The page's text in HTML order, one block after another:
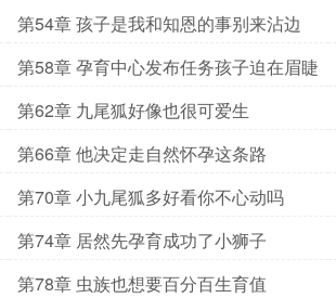
第54章 孩子是我和知恩的事别来沾边
第58章 孕育中心发布任务孩子迫在眉睫
第62章 九尾狐好像也很可爱生
第66章 他决定走自然怀孕这条路
第70章 小九尾狐多好看你不心动吗
第74章 居然先孕育成功了小狮子
第78章 虫族也想要百分百生育值